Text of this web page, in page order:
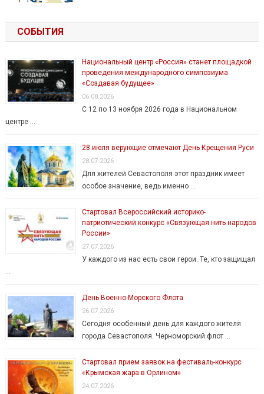
СОБЫТИЯ
Национальный центр «Россия» станет площадкой
проведения международного симпозиума
«Создавая будущее»
06.08.2026
С 12 по 13 ноября 2026 года в Национальном
центре …
28 июля верующие отмечают День Крещения Руси
28.07.2026
Для жителей Севастополя этот праздник имеет
особое значение, ведь именно …
Стартовал Всероссийский историко-
патриотический конкурс «Связующая нить народов
России»
27.07.2026
У каждого из нас есть свои герои. Те, кто защищал
…
День Военно-Морского Флота
26.07.2026
Сегодня особенный день для каждого жителя
города Севастополя. Черноморский флот …
Стартовал прием заявок на фестиваль-конкурс
«Крымская жара в Орлином»
24.07.2026